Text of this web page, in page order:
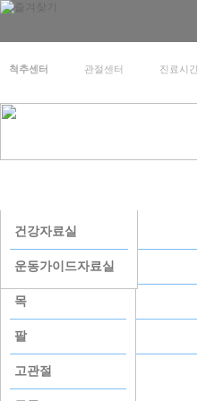
척추센터 관절센터 진료시
병원소개
경영 미션/비전
병원연혁
첨단의료장비
CI소개
진료과목
외래진료가이드
입원퇴원가이드
병실생활안내
원격진료서비스
척추센터_비수술
신경치료
경막외 신경성형술
수핵성형술
경막외 내시경시술
인공관절
골절
관절내시경
무지외반증
부서별전화번호
자주하는 질문
목
팔
고관절
건강자료실
운동가이드자료실
자주하는 질문